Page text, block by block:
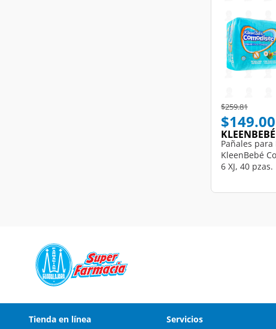
Price reduced
$259.81to
$149.00
KLEENBEBÉ
Pañales para
KleenBebé
6 XJ, 40 pzas.
Tienda en línea Servicios